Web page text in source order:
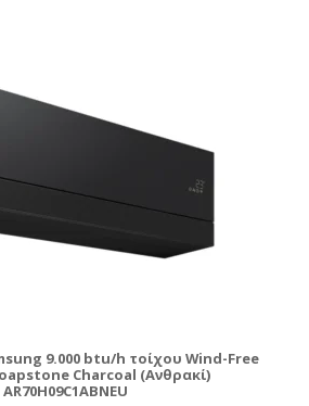
9.000 btu/h τοίχου Wind-Free
Charcoal (Ανθρακί)
AR70H09C1ABNEU